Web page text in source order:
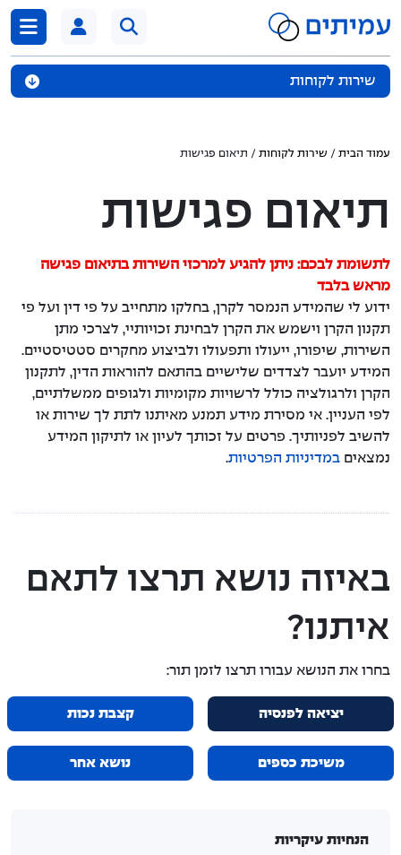
לדלג לתוכן
שירות לקוחות
תיאום פגישות
אפליקציית עמיתים
פניות הציבור
מניעת הונאות
עמוד הבית / שירות לקוחות / תיאום פגישות
תיאום פגישות
לתשומת לבכם: ניתן להגיע למרכזי השירות בתיאום פגישה
מראש בלבד
ידוע לי שהמידע הנמסר לקרן, בחלקו מתחייב על פי דין ועל פי
תקנון הקרן וישמש את הקרן לבחינת זכויותיי, לצרכי מתן
השירות, שיפורו, ייעולו ותפעולו ולביצוע מחקרים סטטיסטיים.
המידע יועבר לצדדים שלישיים בהתאם להוראות הדין, לתקנון
הקרן ולרגולציה כולל לרשויות מקומיות ולגופים ממשלתיים,
לפי העניין. אי מסירת מידע תמנע מאיתנו לתת לך שירות או
להשיב לפניותיך. פרטים על זכותך לעיון או לתיקון המידע
נמצאים במדיניות הפרטיות.
באיזה נושא תרצו לתאם
איתנו?
בחרו את הנושא עבורו תרצו לזמן תור:
יציאה לפנסיה קצבת נכות
משיכת כספים נושא אחר
הנחיות עיקריות